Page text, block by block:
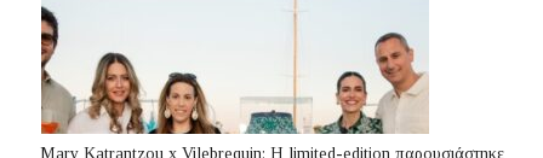
Mary Katrantzou x Vilebrequin: Η limited-edition παρουσιάστηκε